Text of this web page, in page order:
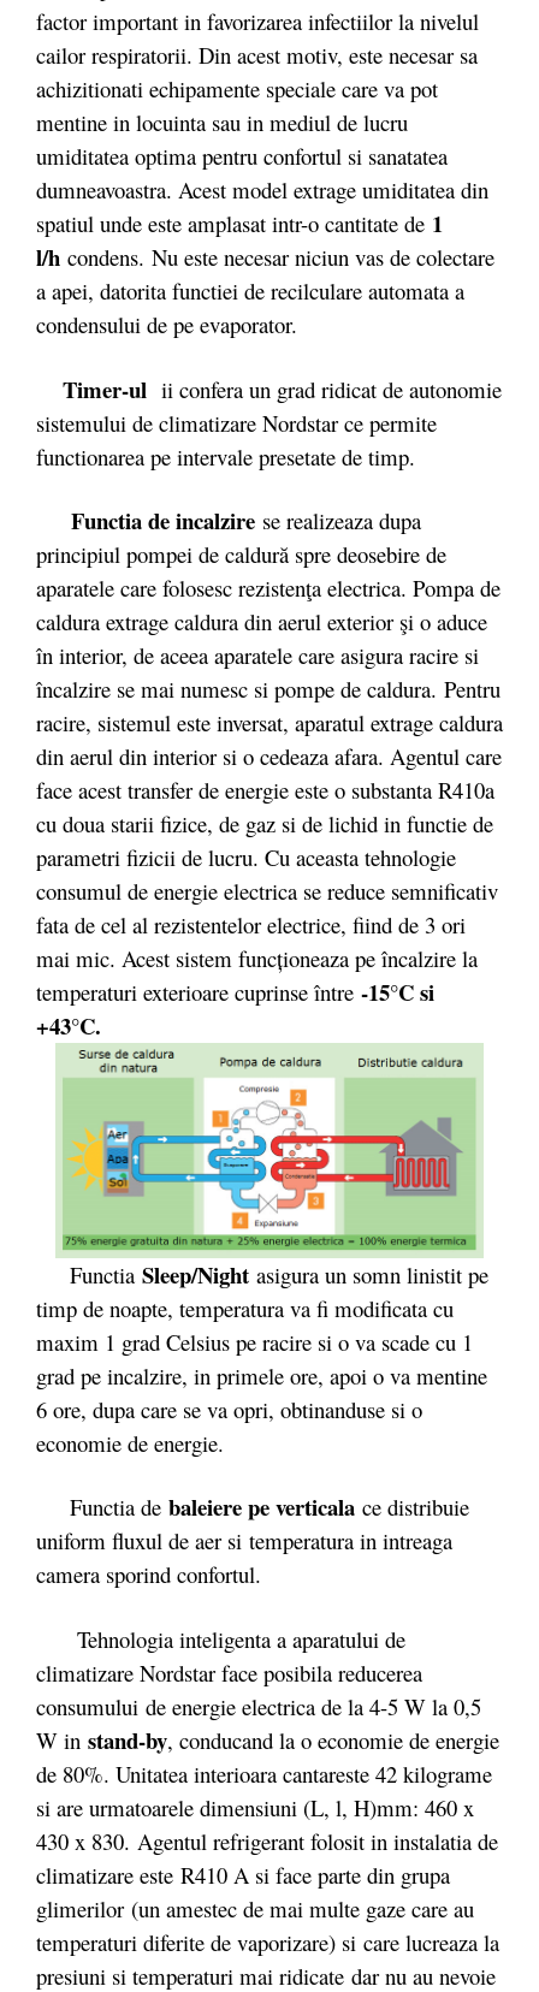
factor important in favorizarea infectiilor la nivelul
cailor respiratorii. Din acest motiv, este necesar sa
achizitionati echipamente speciale care va pot
mentine in locuinta sau in mediul de lucru
umiditatea optima pentru confortul si sanatatea
dumneavoastra. Acest model extrage umiditatea din
spatiul unde este amplasat intr-o cantitate de 1
l/h condens. Nu este necesar niciun vas de colectare
a apei, datorita functiei de recilculare automata a
condensului de pe evaporator.
Timer-ul ii confera un grad ridicat de autonomie
sistemului de climatizare Nordstar ce permite
functionarea pe intervale presetate de timp.
Functia de incalzire se realizeaza dupa
principiul pompei de caldură spre deosebire de
aparatele care folosesc rezistenţa electrica. Pompa de
caldura extrage caldura din aerul exterior şi o aduce
în interior, de aceea aparatele care asigura racire si
încalzire se mai numesc si pompe de caldura. Pentru
racire, sistemul este inversat, aparatul extrage caldura
din aerul din interior si o cedeaza afara. Agentul care
face acest transfer de energie este o substanta R410a
cu doua starii fizice, de gaz si de lichid in functie de
parametri fizicii de lucru. Cu aceasta tehnologie
consumul de energie electrica se reduce semnificativ
fata de cel al rezistentelor electrice, fiind de 3 ori
mai mic. Acest sistem funcționeaza pe încalzire la
temperaturi exterioare cuprinse între -15°C si
+43°C.
Functia Sleep/Night asigura un somn linistit pe
timp de noapte, temperatura va fi modificata cu
maxim 1 grad Celsius pe racire si o va scade cu 1
grad pe incalzire, in primele ore, apoi o va mentine
6 ore, dupa care se va opri, obtinanduse si o
economie de energie.
Functia de baleiere pe verticala ce distribuie
uniform fluxul de aer si temperatura in intreaga
camera sporind confortul.
Tehnologia inteligenta a aparatului de
climatizare Nordstar face posibila reducerea
consumului de energie electrica de la 4-5 W la 0,5
W in stand-by, conducand la o economie de energie
de 80%. Unitatea interioara cantareste 42 kilograme
si are urmatoarele dimensiuni (L, l, H)mm: 460 x
430 x 830. Agentul refrigerant folosit in instalatia de
climatizare este R410 A si face parte din grupa
glimerilor (un amestec de mai multe gaze care au
temperaturi diferite de vaporizare) si care lucreaza la
presiuni si temperaturi mai ridicate dar nu au nevoie